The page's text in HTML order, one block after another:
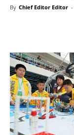
By Chief Editor Editor -